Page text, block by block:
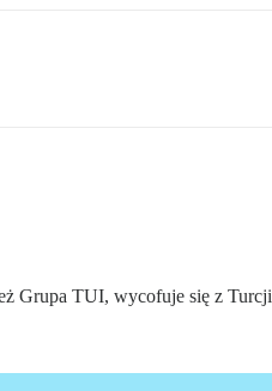
Grupa TUI, wycofuje się z Turcji